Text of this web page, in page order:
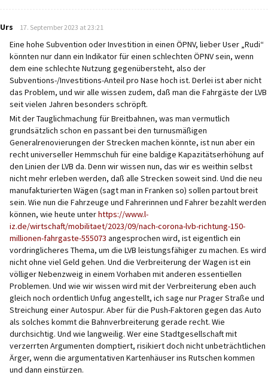
Urs says:
17. September 2023 at 23:21
Eine hohe Subvention oder Investition in einen ÖPNV, lieber User „Rudi“
könnten nur dann ein Indikator für einen schlechten ÖPNV sein, wenn
dem eine schlechte Nutzung gegenübersteht, also der
Subventions-/Investitions-Anteil pro Nase hoch ist. Derlei ist aber nicht
das Problem, und wir alle wissen zudem, daß man die Fahrgäste der LVB
seit vielen Jahren besonders schröpft.
Mit der Tauglichmachung für Breitbahnen, was man vermutlich
grundsätzlich schon en passant bei den turnusmäßigen
Generalrenovierungen der Strecken machen könnte, ist nun aber ein
recht universeller Hemmschuh für eine baldige Kapazitätserhöhung auf
den Linien der LVB da. Denn wir wissen nun, das wir es weithin selbst
nicht mehr erleben werden, daß alle Strecken soweit sind. Und die neu
manufakturierten Wägen (sagt man in Franken so) sollen partout breit
sein. Wie nun die Fahrzeuge und Fahrerinnen und Fahrer bezahlt werden
können, wie heute unterhttps://www.l-
iz.de/wirtschaft/mobilitaet/2023/09/nach-corona-lvb-richtung-150-
millionen-fahrgaste-555073 angesprochen wird, ist eigentlich ein
vordringlicheres Thema, um die LVB leistungsfähiger zu machen. Es wird
nicht ohne viel Geld gehen. Und die Verbreiterung der Wagen ist ein
völliger Nebenzweig in einem Vorhaben mit anderen essentiellen
Problemen. Und wie wir wissen wird mit der Verbreiterung eben auch
gleich noch ordentlich Unfug angestellt, ich sage nur Prager Straße und
Streichung einer Autospur. Aber für die Push-Faktoren gegen das Auto
als solches kommt die Bahnverbreiterung gerade recht. Wie
durchsichtig. Und wie langweilig. Wer eine Stadtgesellschaft mit
verzerrten Argumenten domptiert, risikiert doch nicht unbeträchtlichen
Ärger, wenn die argumentativen Kartenhäuser ins Rutschen kommen
und dann einstürzen.